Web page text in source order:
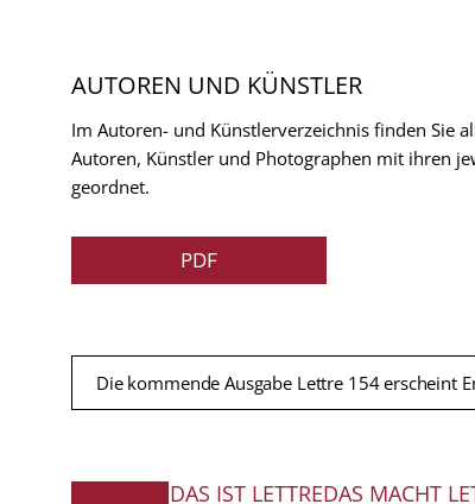
AUTOREN UND KÜNSTLER
Im Autoren- und Künstlerverzeichnis finden Sie
Autoren, Künstler und Photographen mit ihren
geordnet.
PDF
Die kommende Ausgabe Lettre 154 erscheint
DAS IST LETTREDAS MACHT